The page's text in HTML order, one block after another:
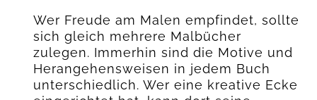
Wer Freude am Malen empfindet, sollte
sich gleich mehrere Malbücher
zulegen. Immerhin sind die Motive und
Herangehensweisen in jedem Buch
unterschiedlich. Wer eine kreative Ecke